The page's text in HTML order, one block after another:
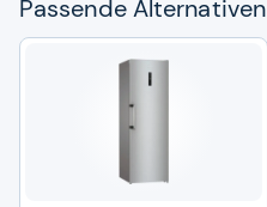
Pas­sende Alter­na­ti­ven